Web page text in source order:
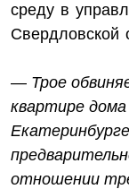
среду в
Свердловской
— Трое
квартире
отношении